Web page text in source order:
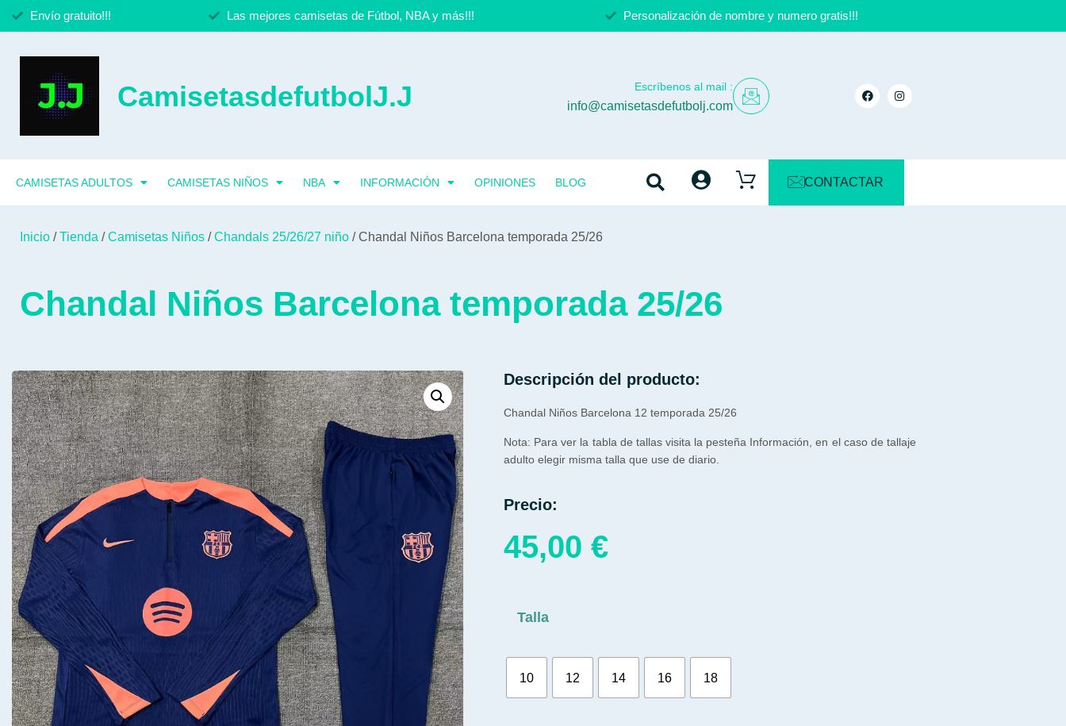
Envío gratuito!!! Las mejores camisetas de Fútbol, NBA y más!!! Personalización de nombre y numero gratis!!!
CamisetasdefutbolJ.J Escríbenos al mail :
info@camisetasdefutbolj.com
CAMISETAS ADULTOS CAMISETAS NIÑOS NBA INFORMACIÓN OPINIONES BLOG CONTACTAR
Inicio /Tienda /Camisetas Niños /Chandals 25/26/27 niño / Chandal Niños Barcelona temporada 25/26
Chandal Niños Barcelona temporada 25/26
Descripción del producto:
Chandal Niños Barcelona 12 temporada 25/26
Nota: Para ver la tabla de tallas visita la pesteña Información, en el caso de tallaje
adulto elegir misma talla que use de diario.
Precio:
45,00 €
Talla
10 12 14 16 18